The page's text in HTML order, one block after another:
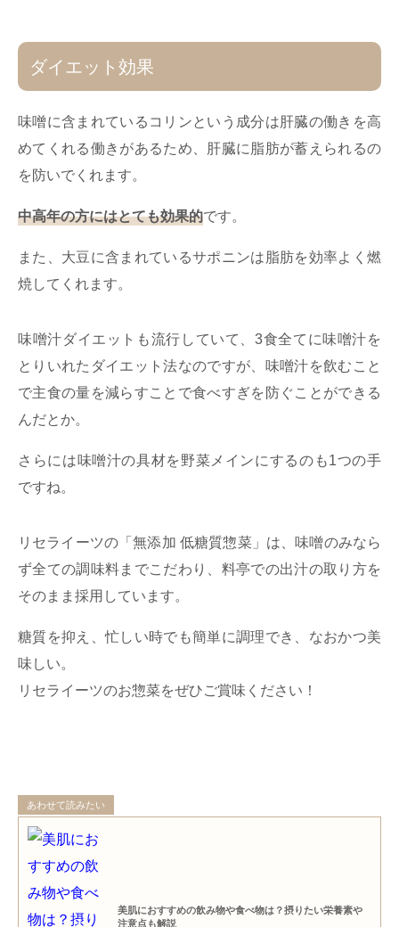
ダイエット効果
味噌に含まれているコリンという成分は肝臓の働きを高
めてくれる働きがあるため、肝臓に脂肪が蓄えられるの
を防いでくれます。
中高年の方にはとても効果的です。
また、大豆に含まれているサポニンは脂肪を効率よく燃
焼してくれます。
味噌汁ダイエットも流行していて、3食全てに味噌汁を
とりいれたダイエット法なのですが、味噌汁を飲むこと
で主食の量を減らすことで食べすぎを防ぐことができる
んだとか。
さらには味噌汁の具材を野菜メインにするのも1つの手
ですね。
リセライーツの「無添加 低糖質惣菜」は、味噌のみなら
ず全ての調味料までこだわり、料亭での出汁の取り方を
そのまま採用しています。
糖質を抑え、忙しい時でも簡単に調理でき、なおかつ美
味しい。
リセライーツのお惣菜をぜひご賞味ください！
あわせて読みたい
美肌におすすめの飲み物や食べ物は？摂りたい栄養素や
注意点も解説